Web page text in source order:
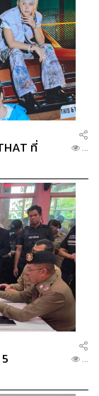
ที่
...
...